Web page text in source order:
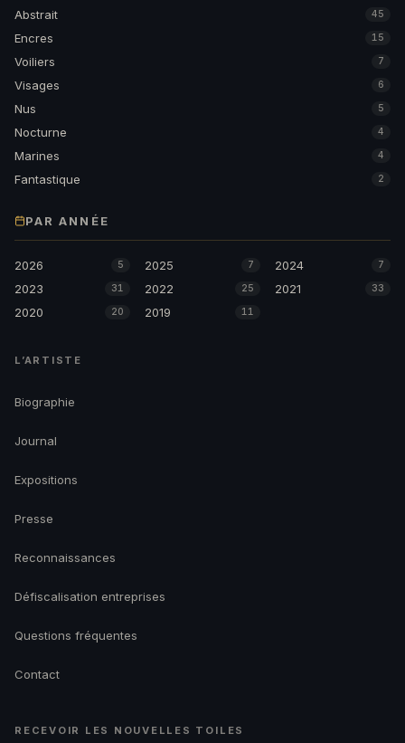
Abstrait 45
Encres 15
Voiliers 7
Visages 6
Nus 5
Nocturne 4
Marines 4
Fantastique 2
PAR ANNÉE
2026 5 2025 7 2024 7
2023 31 2022 25 2021 33
2020 20 2019 11
L’ARTISTE
Biographie
Journal
Expositions
Presse
Reconnaissances
Défiscalisation entreprises
Questions fréquentes
Contact
RECEVOIR LES NOUVELLES TOILES